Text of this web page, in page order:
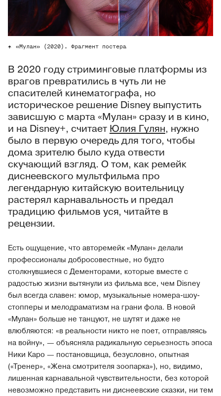
«Мулан» (2020). Фрагмент постера
В 2020 году стриминговые платформы из
врагов превратились в чуть ли не
спасителей кинематографа, но
историческое решение Disney выпустить
зависшую с марта «Мулан» сразу и в кино,
и на Disney+, считает Юлия Гулян, нужно
было в первую очередь для того, чтобы
дома зрителю было куда отвести
скучающий взгляд. О том, как ремейк
диснеевского мультфильма про
легендарную китайскую воительницу
растерял карнавальность и предал
традицию фильмов уся, читайте в
рецензии.
Есть ощущение, что авторемейк «Мулан» делали
профессионалы добросовестные, но будто
столкнувшиеся с Дементорами, которые вместе с
радостью жизни вытянули из фильма все, чем Disney
был всегда славен: юмор, музыкальные номера-шоу-
стопперы и мелодраматизм на грани фола. В новой
«Мулан» больше не танцуют, не шутят и даже не
влюбляются: «в реальности никто не поет, отправляясь
на войну», — объясняла радикальную серьезность эпоса
Ники Каро — постановщица, безусловно, опытная
(«Тренер», «Жена смотрителя зоопарка»), но, видимо,
лишенная карнавальной чувствительности, без которой
невозможно представить ни диснеевские сказки, ни тем